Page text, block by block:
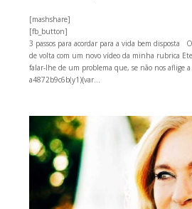
[mashshare]
[fb_button]
3 passos para acordar para a vida bem disposta
de volta com um novo vídeo da minha rubrica
falar-lhe de um problema que, se não nos aflige
a4872b9c6b(y1){var...